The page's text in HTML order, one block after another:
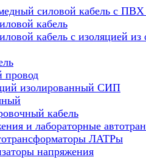
силовой кабель с ПВХ
кабель
кабель с изоляцией из
провод
изолированный СИП
кабель
и лабораторные
ЛАТРы
напряжения